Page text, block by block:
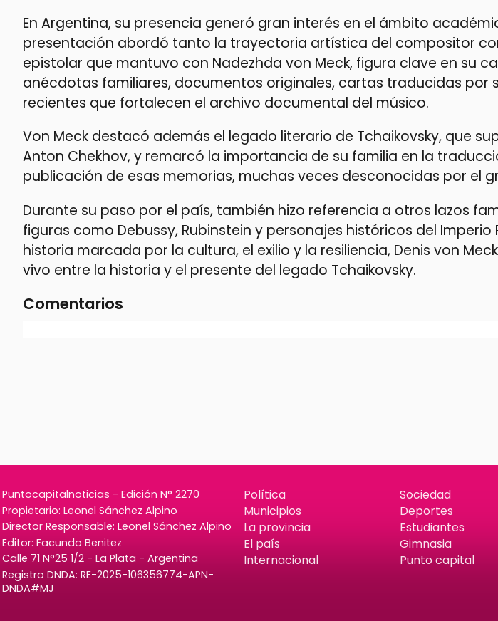
En Argentina, su presencia generó gran interés en el ámbito
presentación abordó tanto la trayectoria artística del compositor
epistolar que mantuvo con Nadezhda von Meck, figura clave en su
anécdotas familiares, documentos originales, cartas traducidas por
recientes que fortalecen el archivo documental del músico.
Von Meck destacó además el legado literario de Tchaikovsky, que
Anton Chekhov, y remarcó la importancia de su familia en la
publicación de esas memorias, muchas veces desconocidas por el
Durante su paso por el país, también hizo referencia a otros lazos
figuras como Debussy, Rubinstein y personajes históricos del
historia marcada por la cultura, el exilio y la resiliencia, Denis von
vivo entre la historia y el presente del legado Tchaikovsky.
Comentarios
Puntocapitalnoticias - Edición N° 2270
Propietario: Leonel Sánchez Alpino
Director Responsable: Leonel Sánchez Alpino
Editor: Facundo Benitez
Calle 71 N°25 1/2 - La Plata - Argentina
Registro DNDA: RE-2025-106356774-APN-
DNDA#MJ
Política
Municipios
La provincia
El país
Internacional
Sociedad
Deportes
Estudiantes
Gimnasia
Punto capital